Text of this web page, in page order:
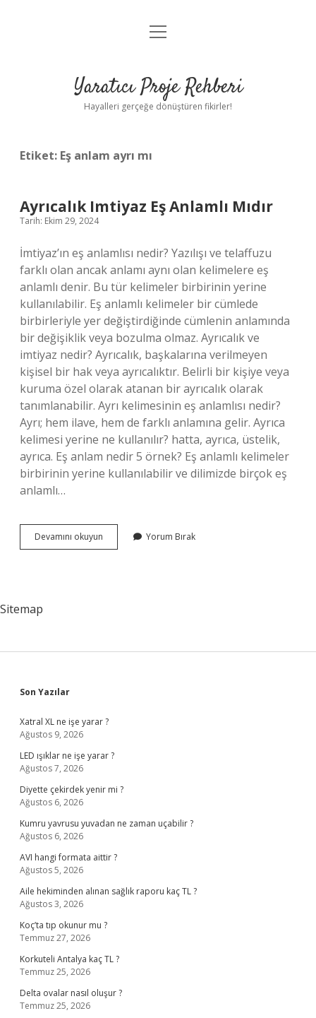
Anasayfa
Yasal Uyarı
menüyü
Yaratıcı Proje Rehberi
Hayalleri gerçeğe dönüştüren fikirler!
Etiket: Eş anlam ayrı mı
Ayrıcalık Imtiyaz Eş Anlamlı Mıdır
Tarih: Ekim 29, 2024
İmtiyaz’ın eş anlamlısı nedir? Yazılışı ve telaffuzu
farklı olan ancak anlamı aynı olan kelimelere eş
anlamlı denir. Bu tür kelimeler birbirinin yerine
kullanılabilir. Eş anlamlı kelimeler bir cümlede
birbirleriyle yer değiştirdiğinde cümlenin anlamında
bir değişiklik veya bozulma olmaz. Ayrıcalık ve
imtiyaz nedir? Ayrıcalık, başkalarına verilmeyen
kişisel bir hak veya ayrıcalıktır. Belirli bir kişiye veya
kuruma özel olarak atanan bir ayrıcalık olarak
tanımlanabilir. Ayrı kelimesinin eş anlamlısı nedir?
Ayrı; hem ilave, hem de farklı anlamına gelir. Ayrıca
kelimesi yerine ne kullanılır? hatta, ayrıca, üstelik,
ayrıca. Eş anlam nedir 5 örnek? Eş anlamlı kelimeler
birbirinin yerine kullanılabilir ve dilimizde birçok eş
anlamlı…
Devamını okuyun Ayrıcalık
Imtiyaz
Yorum Bırak
Sitemap
Sidebar
Son Yazılar
Xatral XL ne işe yarar ?
Ağustos 9, 2026
LED ışıklar ne işe yarar ?
Ağustos 7, 2026
Diyette çekirdek yenir mi ?
Ağustos 6, 2026
Kumru yavrusu yuvadan ne zaman uçabilir ?
Ağustos 6, 2026
AVI hangi formata aittir ?
Ağustos 5, 2026
Aile hekiminden alınan sağlık raporu kaç TL ?
Ağustos 3, 2026
Koç’ta tıp okunur mu ?
Temmuz 27, 2026
Korkuteli Antalya kaç TL ?
Temmuz 25, 2026
Delta ovalar nasıl oluşur ?
Temmuz 25, 2026